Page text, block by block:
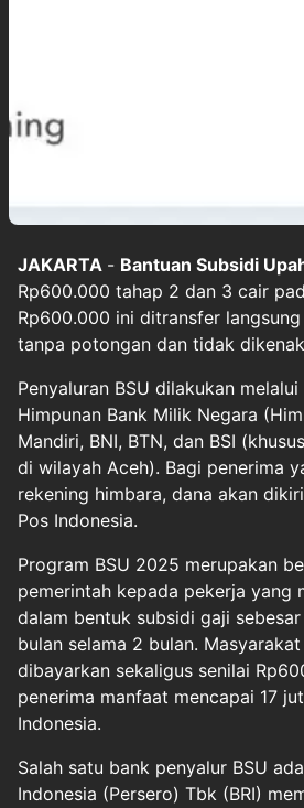
JAKARTA - Bantuan Subsidi
Rp600.000 tahap 2 dan 3 cair
Rp600.000 ini ditransfer
tanpa potongan dan tidak
Penyaluran BSU dilakukan
Himpunan Bank Milik Negara
Mandiri, BNI, BTN, dan BSI
di wilayah Aceh). Bagi penerima
rekening himbara, dana akan
Pos Indonesia.
Program BSU 2025 merupakan
pemerintah kepada pekerja yang
dalam bentuk subsidi gaji
bulan selama 2 bulan.
dibayarkan sekaligus senilai
penerima manfaat mencapai 17
Indonesia.
Salah satu bank penyalur BSU
Indonesia (Persero) Tbk (BRI)